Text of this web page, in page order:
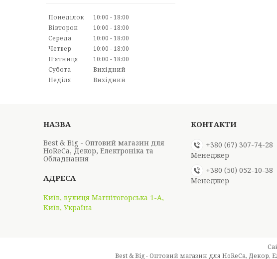
Понеділок 10:00
18:00
Вівторок
10:00
18:00
Середа
10:00
18:00
Четвер
10:00
18:00
Пʼятниця
10:00
18:00
Субота
Вихідний
Неділя
Вихідний
Best & Big - Оптовий магазин для
HoReCa, Декор, Електроніка та
Обладнання
Київ, вулиця Магнітогорська 1-А,
Київ, Україна
+380 (67) 307-74-28
Менеджер
+380 (50) 052-10-38
Менеджер